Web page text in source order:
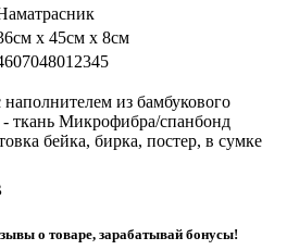
х 45см х 8см
из бамбукового
- ткань Микрофибра/спанбонд
бейка, бирка, постер, в сумке
о товаре, зарабатывай бонусы!